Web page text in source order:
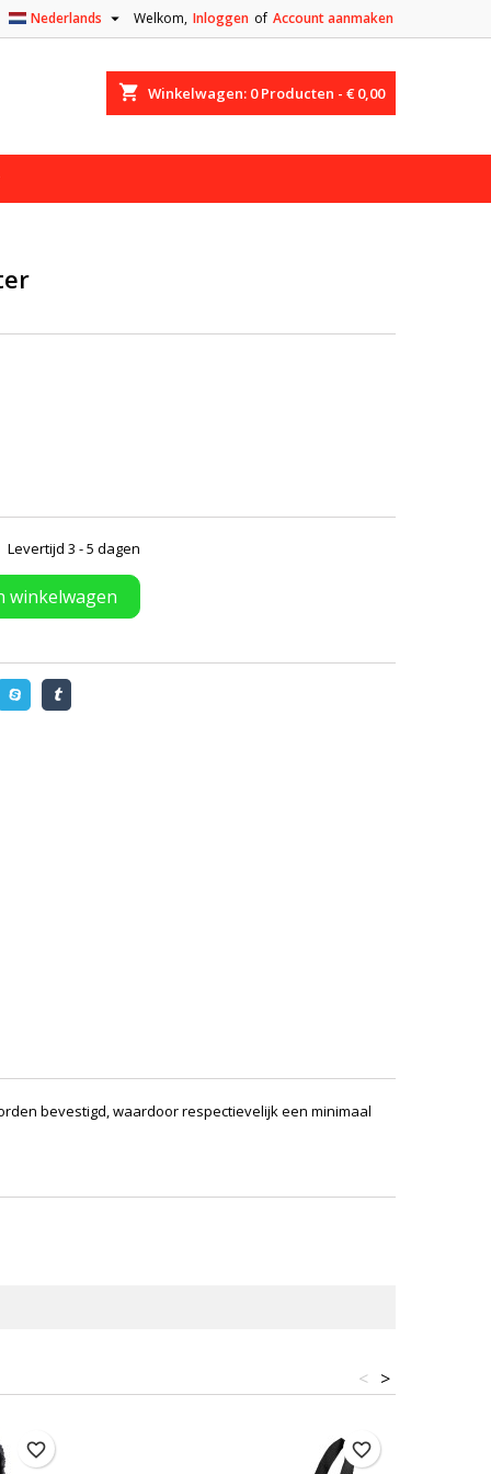
Welkom, Inloggen of Account aanmaken
Nederlands 
shopping_cart Winkelwagen: 0Producten - € 0,00
Levertijd 3 - 5 dagen
winkelwagen
bevestigd, waardoor respectievelijk een minimaal
>
<
favorite_border favorite_border